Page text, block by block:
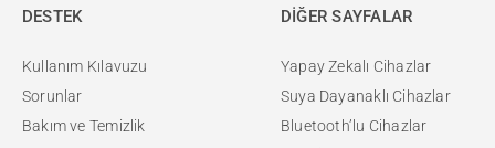
DESTEK
Kullanım Kılavuzu
Sorunlar
Bakım ve Temizlik
DİĞER SAYFALAR
Yapay Zekalı Cihazlar
Suya Dayanaklı Cihazlar
Bluetooth’lu Cihazlar